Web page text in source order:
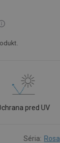
pred UV
Séria: Rosa